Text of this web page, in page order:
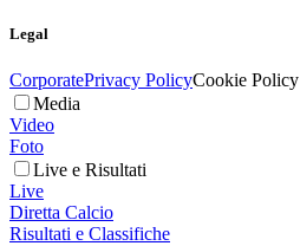
Legal
CorporatePrivacy PolicyCookie Policy
Media
Video
Foto
Live e Risultati
Live
Diretta Calcio
Risultati e Classifiche